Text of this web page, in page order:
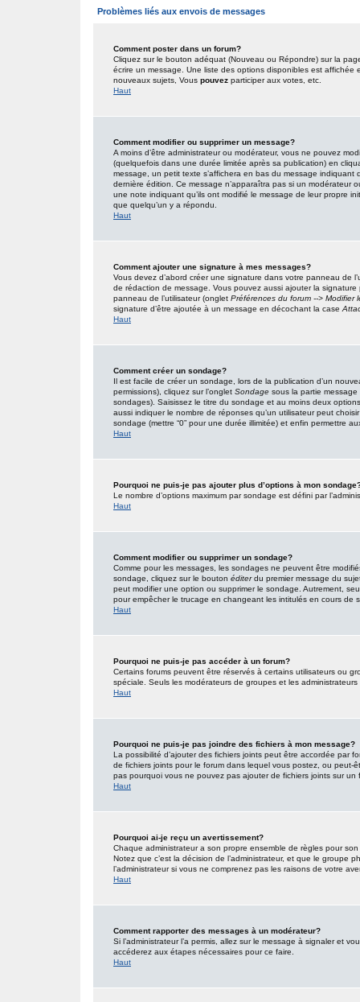
Problèmes liés aux envois de messages
Comment poster dans un forum?
Cliquez sur le bouton adéquat (Nouveau ou Répondre) sur la
écrire un message. Une liste des options disponibles est
nouveaux sujets, Vous pouvez participer aux votes, etc.
Haut
Comment modifier ou supprimer un message?
A moins d’être administrateur ou modérateur, vous ne pouvez
(quelquefois dans une durée limitée après sa publication) en
message, un petit texte s’affichera en bas du message indiquant
dernière édition. Ce message n’apparaîtra pas si un modérateur
une note indiquant qu’ils ont modifié le message de leur propre
que quelqu’un y a répondu.
Haut
Comment ajouter une signature à mes messages?
Vous devez d’abord créer une signature dans votre panneau de
de rédaction de message. Vous pouvez aussi ajouter la
panneau de l’utilisateur (onglet Préférences du forum --> Modifier
signature d’être ajoutée à un message en décochant la case
Haut
Comment créer un sondage?
Il est facile de créer un sondage, lors de la publication d’un
permissions), cliquez sur l’onglet Sondage sous la partie
sondages). Saisissez le titre du sondage et au moins deux
aussi indiquer le nombre de réponses qu’un utilisateur peut
sondage (mettre “0” pour une durée illimitée) et enfin permettre
Haut
Pourquoi ne puis-je pas ajouter plus d’options à mon
Le nombre d’options maximum par sondage est défini par
Haut
Comment modifier ou supprimer un sondage?
Comme pour les messages, les sondages ne peuvent être
sondage, cliquez sur le bouton éditerdu premier message du
peut modifier une option ou supprimer le sondage. Autrement,
pour empêcher le trucage en changeant les intitulés en cours de
Haut
Pourquoi ne puis-je pas accéder à un forum?
Certains forums peuvent être réservés à certains utilisateurs ou
spéciale. Seuls les modérateurs de groupes et les
Haut
Pourquoi ne puis-je pas joindre des fichiers à mon message?
La possibilité d’ajouter des fichiers joints peut être accordée par
de fichiers joints pour le forum dans lequel vous postez, ou peut-
pas pourquoi vous ne pouvez pas ajouter de fichiers joints sur un
Haut
Pourquoi ai-je reçu un avertissement?
Chaque administrateur a son propre ensemble de règles pour
Notez que c’est la décision de l’administrateur, et que le groupe
l’administrateur si vous ne comprenez pas les raisons de votre
Haut
Comment rapporter des messages à un modérateur?
Si l’administrateur l’a permis, allez sur le message à signaler et
accéderez aux étapes nécessaires pour ce faire.
Haut